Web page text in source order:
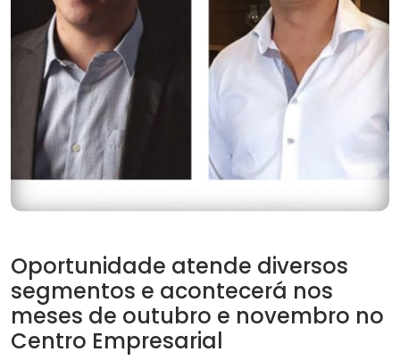
Oportunidade atende diversos
segmentos e acontecerá nos
meses de outubro e novembro no
Centro Empresarial